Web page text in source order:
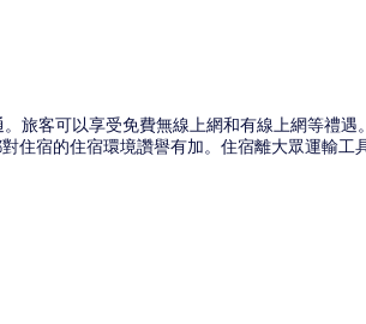
旅客可以享受免費無線上網和有線上網等禮遇
住宿的住宿環境讚譽有加。住宿離大眾運輸工